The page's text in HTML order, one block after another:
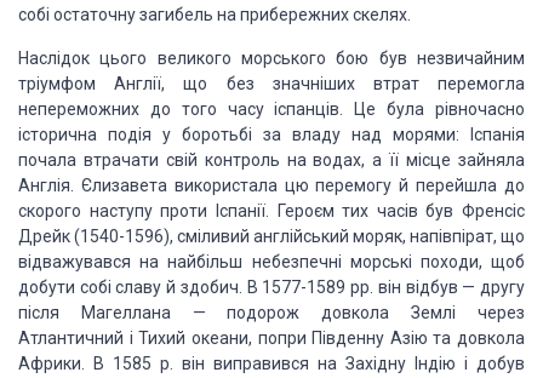
собі остаточну загибель на прибережних скелях.
Наслідок цього великого морського бою був незвичайним
тріумфом Англії, що без значніших втрат перемогла
непереможних до того часу іспанців. Це була рівночасно
історична подія у боротьбі за владу над морями: Іспанія
почала втрачати свій контроль на водах, а її місце зайняла
Англія. Єлизавета використала цю перемогу й перейшла до
скорого наступу проти Іспанії. Героєм тих часів був Френсіс
Дрейк (1540-1596), сміливий англійський моряк, напівпірат, що
відважувався на найбільш небезпечні морські походи, щоб
добути собі славу й здобич. В 1577-1589 pp. він відбув — другу
після Магеллана — подорож довкола Землі через
Атлантичний і Тихий океани, попри Південну Азію та довкола
Африки. В 1585 р. він виправився на Західну Індію і добув